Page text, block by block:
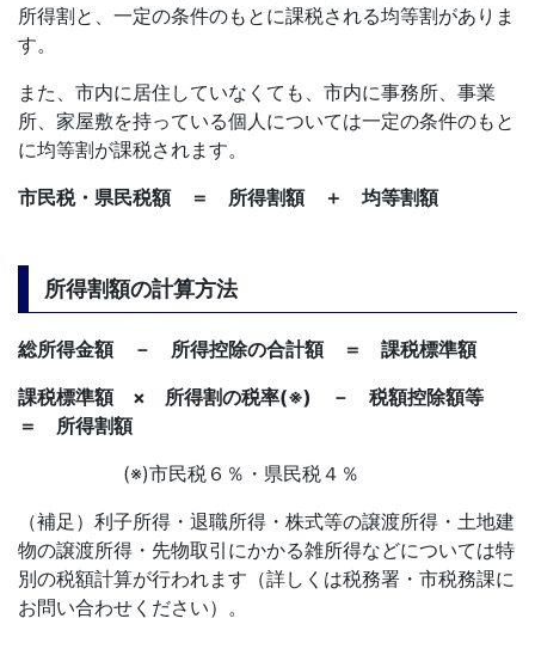
所得割と、一定の条件のもとに課税される均等割がありま
す。
また、市内に居住していなくても、市内に事務所、事業
所、家屋敷を持っている個人については一定の条件のもと
に均等割が課税されます。
市民税・県民税額 ＝ 所得割額 ＋ 均等割額
所得割額の計算方法
総所得金額 － 所得控除の合計額 ＝ 課税標準額
課税標準額 × 所得割の税率(※) － 税額控除額等
＝ 所得割額
(※)市民税６％・県民税４％
（補足）利子所得・退職所得・株式等の譲渡所得・土地建
物の譲渡所得・先物取引にかかる雑所得などについては特
別の税額計算が行われます（詳しくは税務署・市税務課に
お問い合わせください）。